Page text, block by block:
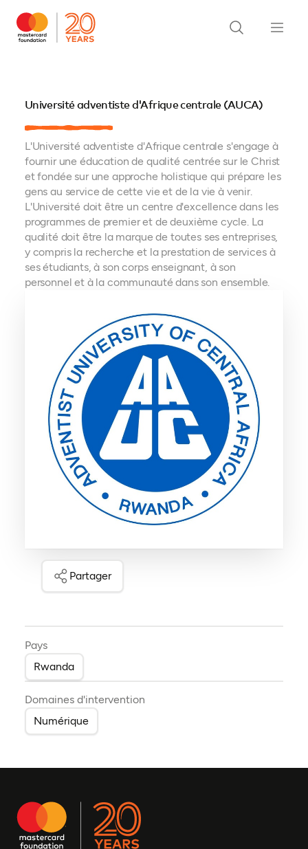
Université adventiste d'Afrique centrale (AUCA)
L'Université adventiste d'Afrique centrale s'engage à
fournir une éducation de qualité centrée sur le Christ
et fondée sur une approche holistique qui prépare les
gens au service de cette vie et de la vie à venir.
L'Université doit être un centre d'excellence dans les
programmes de premier et de deuxième cycle. La
qualité doit être la marque de toutes ses entreprises,
y compris la recherche et la prestation de services à
ses étudiants, à son corps enseignant, à son
personnel et à la communauté dans son ensemble.
Partager
Pays
Rwanda
Domaines d'intervention
Numérique